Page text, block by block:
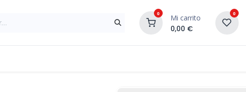
0 Mi carrito
0,00 €
0